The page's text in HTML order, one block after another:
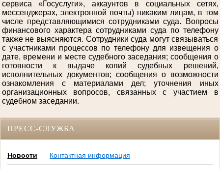
сервиса «Госуслуги», аккаунтов в социальных сетях,
мессенджерах, электронной почты) никаким лицам, в том
числе представляющимися сотрудниками суда. Вопросы
финансового характера сотрудниками суда по телефону
также не выясняются. Сотрудники суда могут связываться
с участниками процессов по телефону для извещения о
дате, времени и месте судебного заседания; сообщения о
готовности к выдаче копий судебных решений,
исполнительных документов; сообщения о возможности
ознакомления с материалами дел; уточнения иных
организационных вопросов, связанных с участием в
судебном заседании.
ПРЕСС-СЛУЖБА
Новости Контактная информация